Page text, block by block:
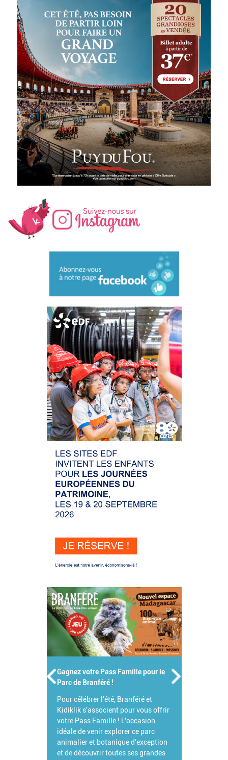
Gagnez votre Pass Famille pour le
Parc de Branféré !
Pour célébrer l'été, Branféré et
Kidiklik s'associent pour vous offrir
votre Pass Famille ! L'occasion
idéale de venir explorer ce parc
animalier et botanique d'exception
et de découvrir toutes ses grandes